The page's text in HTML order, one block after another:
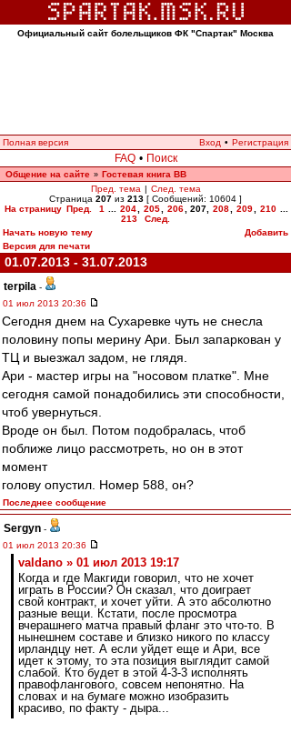
Официальный сайт болельщиков ФК "Спартак" Москва
Полная версия Вход • Регистрация
FAQ • Поиск
Общение на сайте » Гостевая книга ВВ
Пред. тема | След. тема
Страница 207 из 213 [ Сообщений: 10604 ]
На страницу Пред. 1 204 205 206 207, 208 209 210
213
След.
Начать новую тему
Добавить
Версия для печати
01.07.2013 - 31.07.2013
terpila -
01 июл 2013 20:36
Сегодня днем на Сухаревке чуть не снесла
половину попы мерину Ари. Был запаркован у
ТЦ и выезжал задом, не глядя.
Ари - мастер игры на "носовом платке". Мне
сегодня самой понадобились эти способности,
чтоб увернуться.
Вроде он был. Потом подобралась, чтоб
поближе лицо рассмотреть, но он в этот
момент
голову опустил. Номер 588, он?
Последнее сообщение
Sergyn -
01 июл 2013 20:36
valdano » 01 июл 2013 19:17
Когда и где Макгиди говорил, что не хочет
играть в России? Он сказал, что доиграет
свой контракт, и хочет уйти. А это абсолютно
разные вещи. Кстати, после просмотра
вчерашнего матча правый фланг это что-то. В
нынешнем составе и близко никого по классу
ирландцу нет. А если уйдет еще и Ари, все
идет к этому, то эта позиция выглядит самой
слабой. Кто будет в этой 4-3-3 исполнять
правофлангового, совсем непонятно. На
словах и на бумаге можно изобразить
красиво, по факту - дыра...